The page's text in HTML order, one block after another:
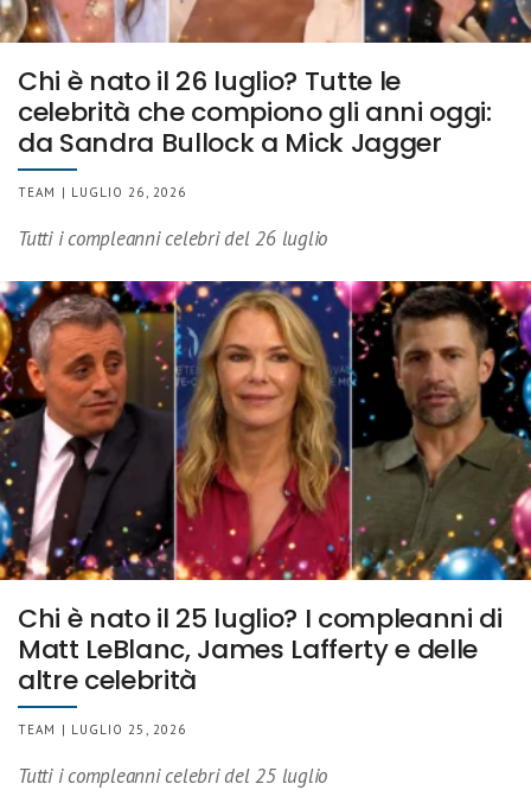
Chi è nato il 26 luglio? Tutte le
celebrità che compiono gli anni oggi:
da Sandra Bullock a Mick Jagger
TEAM | LUGLIO 26, 2026
Tutti i compleanni celebri del 26 luglio
Chi è nato il 25 luglio? I compleanni di
Matt LeBlanc, James Lafferty e delle
altre celebrità
TEAM | LUGLIO 25, 2026
Tutti i compleanni celebri del 25 luglio